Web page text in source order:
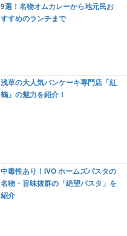
9選！名物オムカレーから地元民お
すすめのランチまで
浅草の大人気パンケーキ専門店「紅
鶴」の魅力を紹介！
中毒性あり！IVO ホームズパスタの
名物・旨味抜群の「絶望パスタ」を
紹介